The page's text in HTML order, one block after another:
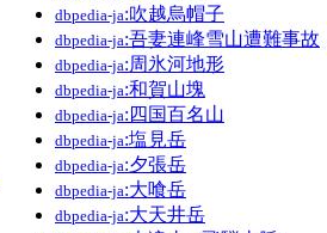
dbpedia-ja:吹越烏帽子
dbpedia-ja:吾妻連峰雪山遭難事故
dbpedia-ja:周氷河地形
dbpedia-ja:和賀山塊
dbpedia-ja:四国百名山
dbpedia-ja:塩見岳
dbpedia-ja:夕張岳
dbpedia-ja:大喰岳
dbpedia-ja:大天井岳